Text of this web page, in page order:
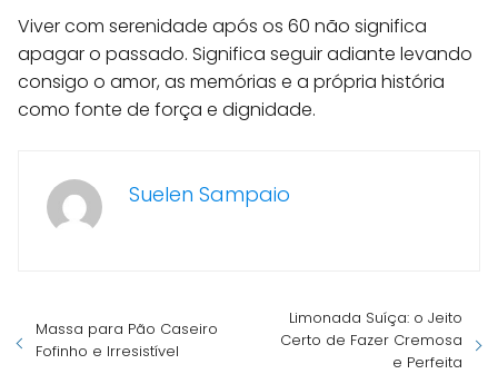
Viver com serenidade após os 60 não significa
apagar o passado. Significa seguir adiante levando
consigo o amor, as memórias e a própria história
como fonte de força e dignidade.
Suelen Sampaio
Massa para Pão Caseiro
Fofinho e Irresistível
Limonada Suíça: o Jeito
Certo de Fazer Cremosa
e Perfeita